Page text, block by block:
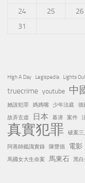
24
25 26
31
High A Day Legispedia Lights
truecrime youtube 中
她說犯罪 媽媽嘴 少年法庭 德
故弄玄虛 日本 暮潜 案件
真實犯罪 破案
阿善師鑑識實錄 陳豐德 電影
馬國女大生命案
馬東石 黑白